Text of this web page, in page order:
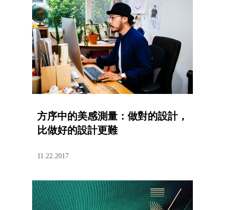
方序中的美感測量：做對的設計，
比做好的設計更難
11.22.2017